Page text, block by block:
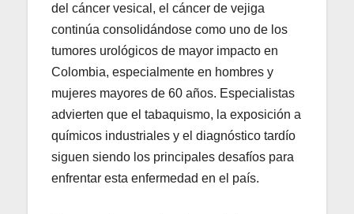
del cáncer vesical, el cáncer de vejiga
continúa consolidándose como uno de los
tumores urológicos de mayor impacto en
Colombia, especialmente en hombres y
mujeres mayores de 60 años. Especialistas
advierten que el tabaquismo, la exposición a
químicos industriales y el diagnóstico tardío
siguen siendo los principales desafíos para
enfrentar esta enfermedad en el país.